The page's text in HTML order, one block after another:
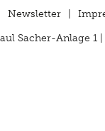
Newsletter
Sacher-Anlage 1 |